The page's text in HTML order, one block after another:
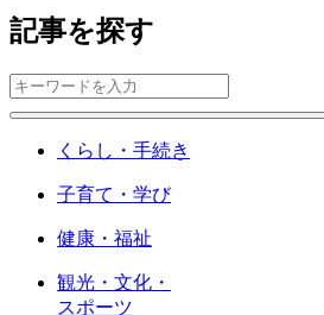
記事を探す
くらし・手続き
子育て・学び
健康・福祉
観光・文化・
スポーツ